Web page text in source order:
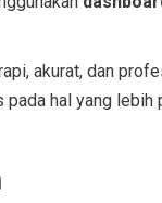
akurat, dan
pada hal yang